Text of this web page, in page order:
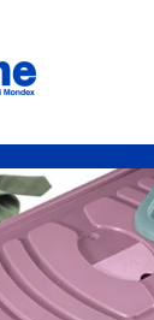
principal